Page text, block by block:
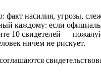
факт насилия, угрозы,
каждому: если
10 свидетелей —
ничем не рискует.
соглашаются